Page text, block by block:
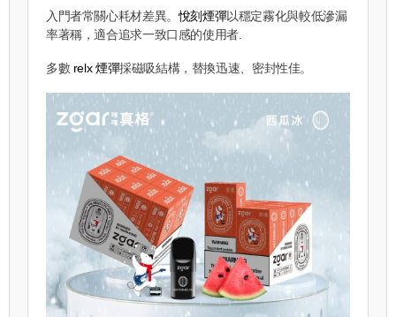
入門者常關心耗材差異。悅刻煙彈以穩定霧化與較低滲漏
率著稱，適合追求一致口感的使用者.
多數 relx 煙彈採磁吸結構，替換迅速、密封性佳。